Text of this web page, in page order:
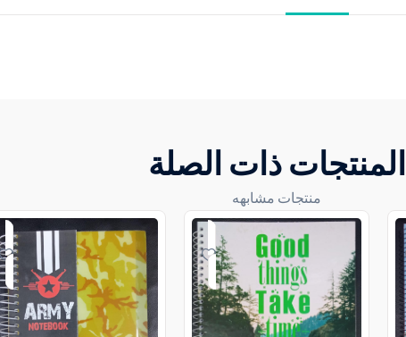
المنتجات ذات الصلة
منتجات مشابهه